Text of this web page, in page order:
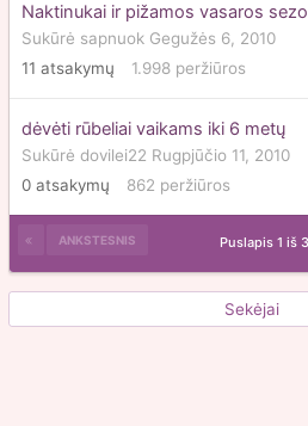
Naktinukai ir pižamos vasaros
Sukūrė sapnuok Gegužės 6, 2010
11 atsakymų 1.998 peržiūros
dėvėti rūbeliai vaikams iki 6 metų
Sukūrė dovilei22 Rugpjūčio 11, 2010
0 atsakymų 862 peržiūros
ANKSTESNIS Puslapis 1 iš 3
Sekėjai